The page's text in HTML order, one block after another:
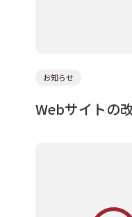
お知らせ
Webサイトの